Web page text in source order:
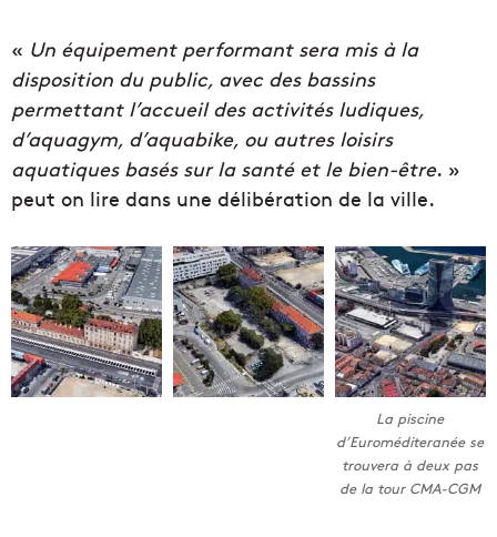
« Un équipement performant sera mis à la
disposition du public, avec des bassins
permettant l’accueil des activités ludiques,
d’aquagym, d’aquabike, ou autres loisirs
aquatiques basés sur la santé et le bien-être. »
peut on lire dans une délibération de la ville.
La piscine
d’Euroméditeranée se
trouvera à deux pas
de la tour CMA-CGM